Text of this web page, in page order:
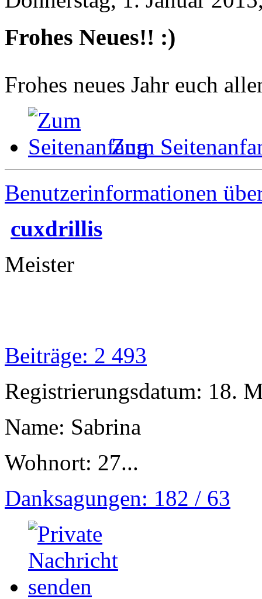
Frohes Neues!! :)
Frohes neues Jahr euch
Zum
Benutzerinformationen
cuxdrillis
Meister
Beiträge: 2 493
Registrierungsdatum: 18.
Name: Sabrina
Wohnort: 27...
Danksagungen: 182 / 63